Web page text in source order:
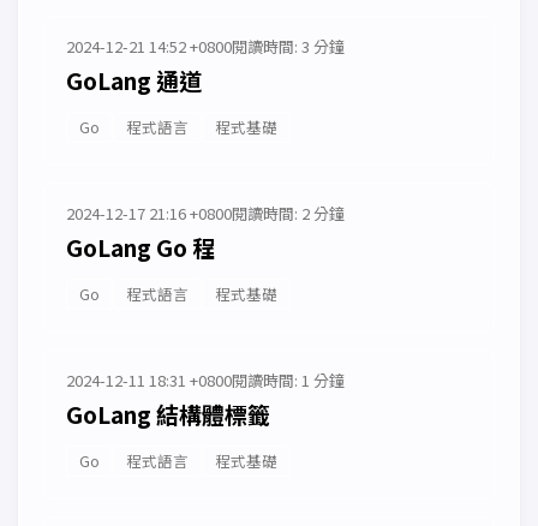
2024-12-21 14:52 +0800閱讀時間: 3 分鐘
GoLang 通道
Go 程式語言 程式基礎
2024-12-17 21:16 +0800閱讀時間: 2 分鐘
GoLang Go 程
Go 程式語言 程式基礎
2024-12-11 18:31 +0800閱讀時間: 1 分鐘
GoLang 結構體標籤
Go 程式語言 程式基礎